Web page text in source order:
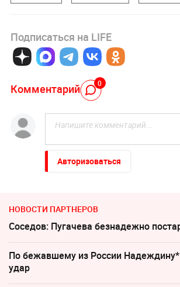
Подписаться на LIFE
Комментарий 0
Авторизоваться
НОВОСТИ ПАРТНЕРОВ
Соседов: Пугачева безнадежно
По бежавшему из России
удар